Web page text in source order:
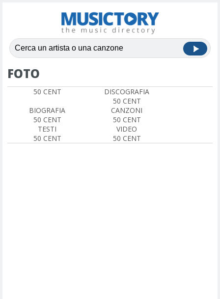
FOTO
50 CENT
DISCOGRAFIA
50 CENT
BIOGRAFIA
50 CENT
CANZONI
50 CENT
TESTI
50 CENT
VIDEO
50 CENT